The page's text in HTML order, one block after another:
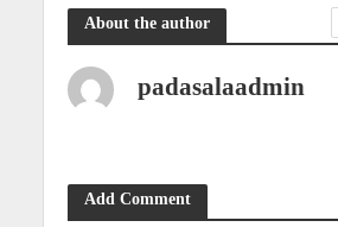
About the author
padasalaadmin
Add Comment